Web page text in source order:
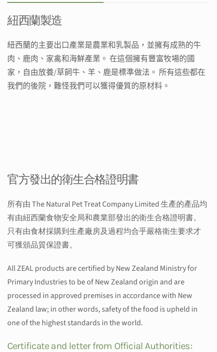
紐西蘭製造
紐西蘭的主要出口產業是農業和乳製品，並擁有成熟的牛
肉、鹿肉、家禽和海鮮產業。 在這個擁有豐富牧場的國
家，自由放養/草飼牛、羊、鹿是標準做法。 所有這些都在
我們的後院，難怪我們可以獲得優質的原材料。
官方發出的衛生合格證明書
所有由 The Natural Pet Treat Company Limited 生產的產品均
有由紐西蘭食物安全局和農業部發出的衛生合格證明書。
只有由食材採購到生產廠房及過程均合乎嚴格衛生要求才
可獲頒品質保證書。
All ZEAL products are certified by New Zealand Ministry for
Primary Industries to be of New Zealand origin and are
processed in approved premises in accordance with New
Zealand law; in other words, safety of the food is upheld in
one of the highest standards in the world.
Certificate and letter from Official Authorities: